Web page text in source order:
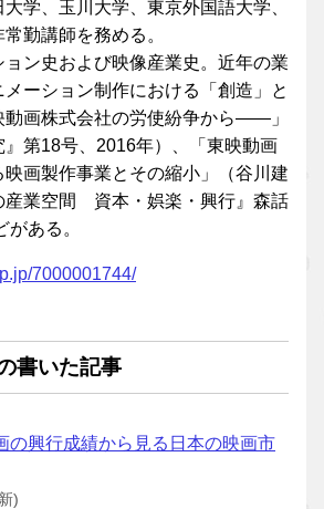
学、玉川大学、東京外国語大学、
勤講師を務める。
ン史および映像産業史。近年の業
ーション制作における「創造」と
画株式会社の労使紛争から――」
』第18号、2016年）、「東映動画
画製作事業とその縮小」（谷川建
産業空間 資本・娯楽・興行』森話
ある。
7000001744/
書いた記事
の興行成績から見る日本の映画市
)